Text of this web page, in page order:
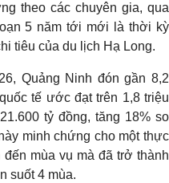
theo các chuyên gia, qua
5 năm tới mới là thời kỳ
tiêu của du lịch Hạ Long.
Quảng Ninh đón gần 8,2
tế ước đạt trên 1,8 triệu
tỷ đồng, tăng 18% so
minh chứng cho một thực
mùa vụ mà đã trở thành
suốt 4 mùa.